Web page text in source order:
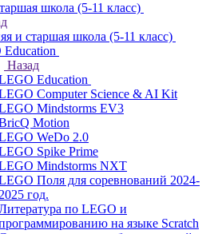
школа (5-11 класс)
и старшая школа (5-11 класс)
Назад
Education
Computer Science & AI Kit
Mindstorms EV3
Motion
WeDo 2.0
Spike Prime
Mindstorms NXT
Поля для соревнований 2024-
2025 год.
по LEGO и
на языке Scratch